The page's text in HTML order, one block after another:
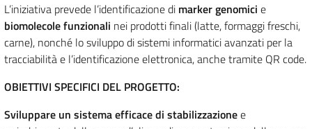
L’iniziativa prevede l’identificazione di marker genomici e
biomolecolefunzionali nei prodotti finali (latte, formaggi freschi,
carne), nonché lo sviluppo di sistemi informatici avanzati per la
tracciabilità e l’identificazione elettronica, anche tramite QR code.
OBIETTIVI SPECIFICI DEL PROGETTO:
Sviluppare un sistema efficacedi stabilizzazionee